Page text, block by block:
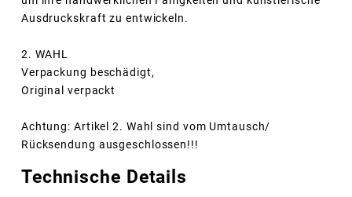
Ausdruckskraft zu entwickeln.
2. WAHL
Verpackung beschädigt,
Original verpackt
Achtung: Artikel 2. Wahl sind vom Umtausch/
Rücksendung ausgeschlossen!!!
Technische Details